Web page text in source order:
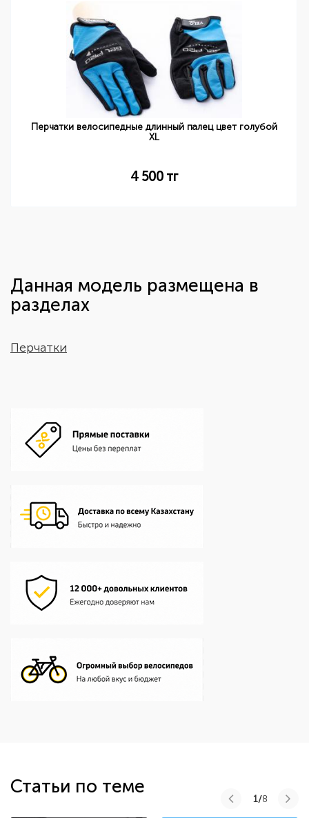
Перчатки велосипедные длинный палец цвет голубой
XL
4 500тг
Данная модель размещена в
разделах
Перчатки
Статьи по теме
1/8